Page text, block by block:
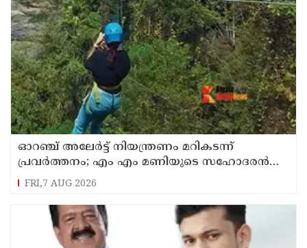
ഓറഞ്ച് അലേര്‍ട്ട് നിയന്ത്രണം മറികടന്ന്
പ്രവര്‍ത്തനം; എം എം മണിയുടെ സഹോദരന്‍
നടത്തുന്ന സിപ് ലൈന്‍ പൂട്ടിച്ച് അധികൃതര്‍
FRI,7 AUG 2026